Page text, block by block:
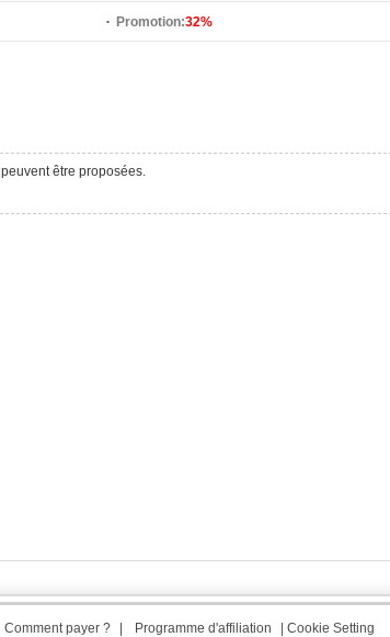
Promotion:32%
peuvent être proposées.
Comment payer ? Programme d'affiliation Cookie Setting